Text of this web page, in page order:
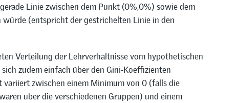
Linie zwischen dem Punkt (0%,0%) sowie dem
(entspricht der gestrichelten Linie in den
Verteilung der Lehrverhältnisse vom hypothetischen
zudem einfach über den Gini-Koeffizienten
zwischen einem Minimum von 0 (falls die
über die verschiedenen Gruppen) und einem